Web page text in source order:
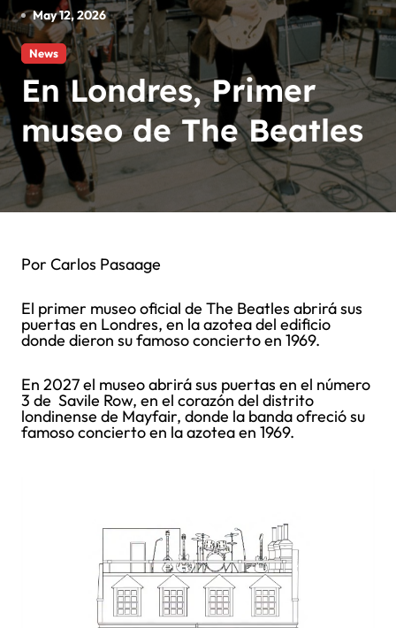
May 12, 2026
News
En Londres, Primer
museo de The Beatles
Por Carlos Pasaage
El primer museo oficial de The Beatles abrirá sus
puertas en Londres, en la azotea del edificio
donde dieron su famoso concierto en 1969.
En 2027 el museo abrirá sus puertas en el número
3 de Savile Row, en el corazón del distrito
londinense de Mayfair, donde la banda ofreció su
famoso concierto en la azotea en 1969.